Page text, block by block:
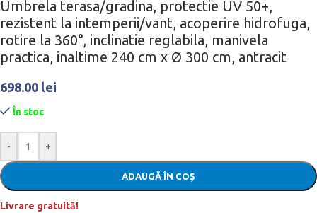
Umbrela terasa/gradina, protectie UV 50+,
rezistent la intemperii/vant, acoperire hidrofuga,
rotire la 360°, inclinatie reglabila, manivela
practica, inaltime 240 cm x Ø 300 cm, antracit
698.00 lei
În stoc
- +
ADAUGĂ ÎN COȘ
Livrare gratuită!